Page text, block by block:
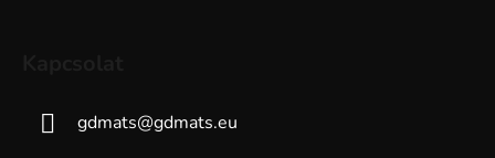
gdmats@gdmats.eu